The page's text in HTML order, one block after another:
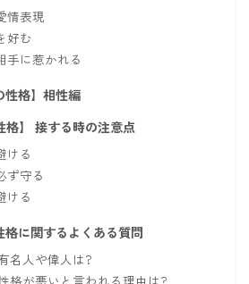
情表現
好む
手に惹かれる
性格】相性編
格】 接する時の注意点
ける
ず守る
ける
格に関するよくある質問
名人や偉人は?